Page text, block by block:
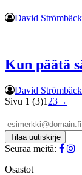
David Strömbäck
Kun päätä
David Strömbäck
Sivu 1 (3)1 23→
Seuraa meitä:
Osastot